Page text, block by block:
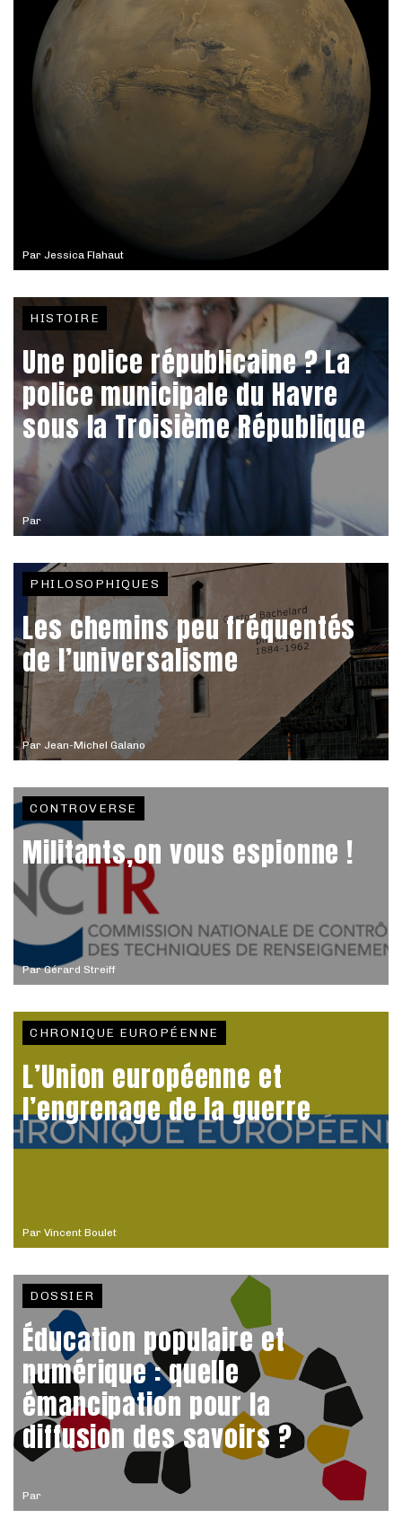
Par Jessica Flahaut
Par
HISTOIRE
Une police républicaine ? La
police municipale du Havre
sous la Troisième République
Par Jean-Michel Galano
PHILOSOPHIQUES
Les chemins peu fréquentés
de l’universalisme
ParGérard Streiff
CONTROVERSE
Militants,on vous espionne !
Par Vincent Boulet
CHRONIQUE EUROPÉENNE
L’Union européenne et
l’engrenage de la guerre
Par
DOSSIER
Éducation populaire et
numérique : quelle
émancipation pour la
diffusion des savoirs ?